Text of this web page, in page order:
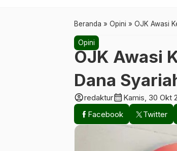
Beranda » Opini » OJK Awasi
Opini
OJK Awasi
Dana
account_circleredakturcalendar_month Kamis, 30 Okt
Facebook
Twitter